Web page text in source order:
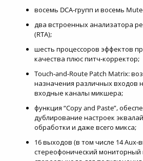
восемь DCA-групп и восемь
два встроенных анализатора
(RTA);
шесть процессоров эффектов
качества плюс питч-корректор;
Touch-and-Route Patch Matrix:
назначения различных входов
входные каналы микшера;
функция “Copy and Paste”,
дублирование настроек
обработки и даже всего микса;
16 выходов (в том числе 14 Aux-
стереофонический мониторный